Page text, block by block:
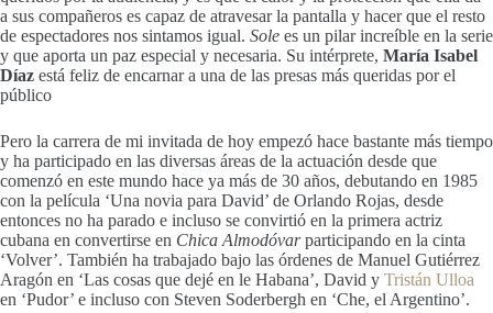
a sus compañeros es capaz de atravesar la pantalla y hacer que el resto
de espectadores nos sintamos igual. Sole es un pilar increíble en la serie
y que aporta un paz especial y necesaria. Su intérprete, María Isabel
Díaz está feliz de encarnar a una de las presas más queridas por el
público
Pero la carrera de mi invitada de hoy empezó hace bastante más tiempo
y ha participado en las diversas áreas de la actuación desde que
comenzó en este mundo hace ya más de 30 años, debutando en 1985
con la película ‘Una novia para David’ de Orlando Rojas, desde
entonces no ha parado e incluso se convirtió en la primera actriz
cubana en convertirse en Chica Almodóvarparticipando en la cinta
‘Volver’. También ha trabajado bajo las órdenes de Manuel Gutiérrez
Aragón en ‘Las cosas que dejé en le Habana’, David y Tristán Ulloa
en ‘Pudor’ e incluso con Steven Soderbergh en ‘Che, el Argentino’.